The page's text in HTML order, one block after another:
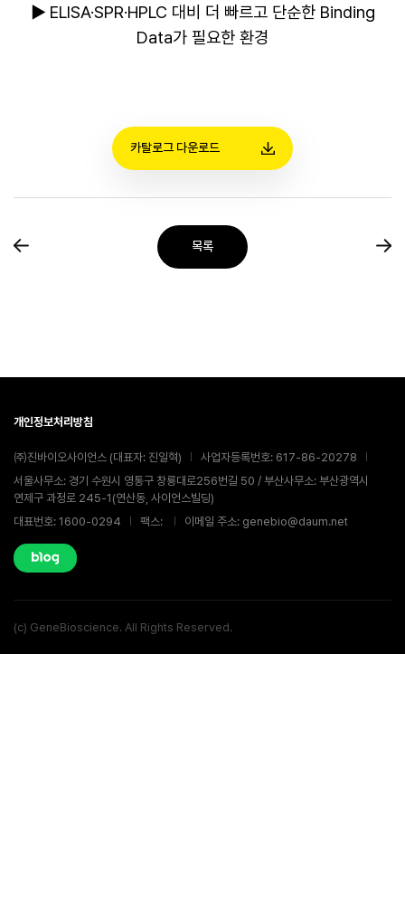
▶ ELISA·SPR·HPLC 대비 더 빠르고 단순한 Binding
Data가 필요한 환경
카탈로그 다운로드
목록
개인정보처리방침
㈜진바이오사이언스 (대표자: 진일혁)
사업자등록번호: 617-86-20278
서울사무소: 경기 수원시 영통구 창룡대로256번길 50 / 부산사무소: 부산광역시
연제구 과정로 245-1(연산동, 사이언스빌딩)
대표번호: 1600-0294
팩스: 이메일 주소: genebio@daum.net
(c) GeneBioscience. All Rights Reserved.